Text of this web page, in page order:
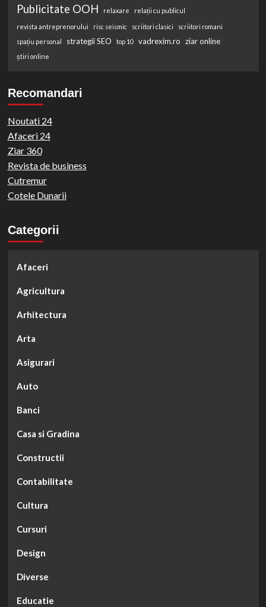
Publicitate OOH relaxare relații cu publicul
revista antreprenorului risc seismic scriitori clasici
scriitori romani
spațiu personal
strategii SEO top 10 vadrexim.ro ziar online
știri online
Recomandari
Noutati 24
Afaceri 24
Ziar 360
Revista de business
Cutremur
Cotele Dunarii
Categorii
Afaceri
Agricultura
Arhitectura
Arta
Asigurari
Auto
Banci
Casa si Gradina
Constructii
Contabilitate
Cultura
Cursuri
Design
Diverse
Educatie